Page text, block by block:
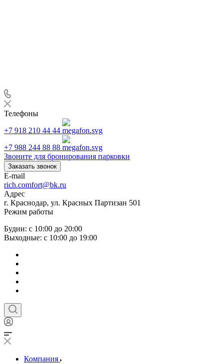
Телефоны
+7 918 210 44 44
+7 988 244 88 88
Звоните для бронирования парковки
Заказать звонок
E-mail
rich.comfort@bk.ru
Адрес
г. Краснодар, ул. Красных Партизан 501
Режим работы
Будни: с 10:00 до 20:00
Выходные: с 10:00 до 19:00
Компания